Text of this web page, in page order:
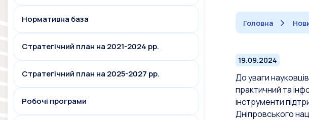
Нормативна база
Стратегічний план на 2021-2024 рр.
Стратегічний план на 2025-2027 рр.
Робочі програми
Головна
19.09.2024
До уваги
практичний та
інструменти
Дніпровського